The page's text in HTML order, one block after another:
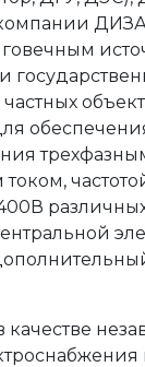
различных
качестве